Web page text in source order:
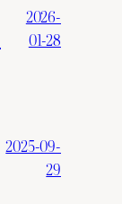
2026-
01-28
2025-09-
29